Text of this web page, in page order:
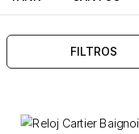
FILTROS